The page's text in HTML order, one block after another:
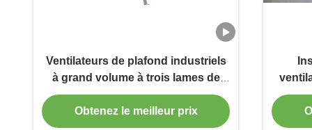
Ventilateurs de plafond industriels
à grand volume à trois lames de
phase 5 pour le traitement
mécanique
Obtenez le meilleur prix
de 24